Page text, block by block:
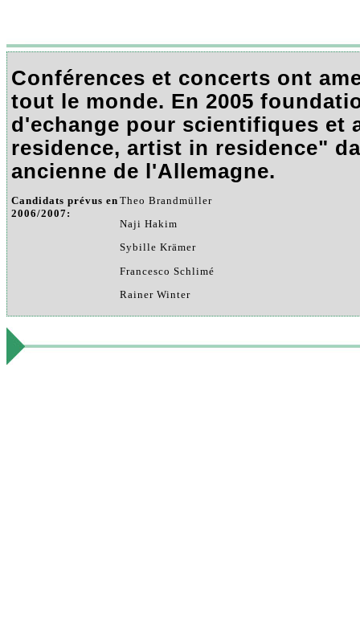
Conférences et concerts ont
tout le monde. En 2005
d'echange pour scientifiques et
residence, artist in residence"
ancienne de l'Allemagne.
Candidats prévus en
2006/2007:
Theo Brandmüller
Naji Hakim
Sybille Krämer
Francesco Schlimé
Rainer Winter